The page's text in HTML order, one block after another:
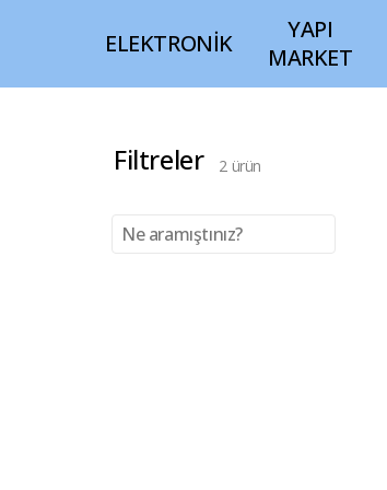
ELEKTRONİK
YAPI
MARKET
Filtreler 2 ürün